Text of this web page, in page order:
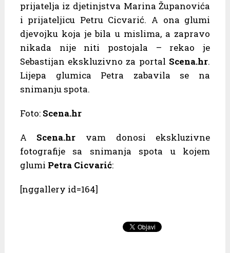
prijatelja iz djetinjstva Marina Županovića
i prijateljicu Petru Cicvarić. A ona glumi
djevojku koja je bila u mislima, a zapravo
nikada nije niti postojala – rekao je
Sebastijan ekskluzivno za portal Scena.hr.
Lijepa glumica Petra zabavila se na
snimanju spota.
Foto: Scena.hr
A Scena.hr vam donosi ekskluzivne
fotografije sa snimanja spota u kojem
glumi Petra Cicvarić:
[nggallery id=164]